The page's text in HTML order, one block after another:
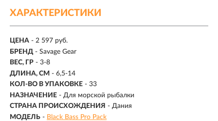
ХАРАКТЕРИСТИКИ
ЦЕНА - 2 597 руб.
БРЕНД - Savage Gear
ВЕС, ГР - 3-8
ДЛИНА, СМ - 6,5-14
КОЛ-ВО В УПАКОВКЕ - 33
НАЗНАЧЕНИЕ - Для морской рыбалки
СТРАНА ПРОИСХОЖДЕНИЯ - Дания
МОДЕЛЬ - Black Bass Pro Pack